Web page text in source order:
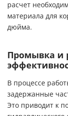
расчет
материала для
дюйма.
Промывка и
В процессе
задержанные
Это приводит к